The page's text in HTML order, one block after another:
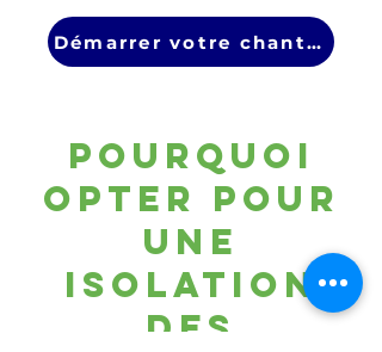
Démarrer votre chantier
Pourquoi
opter pour
une
Isolation
des